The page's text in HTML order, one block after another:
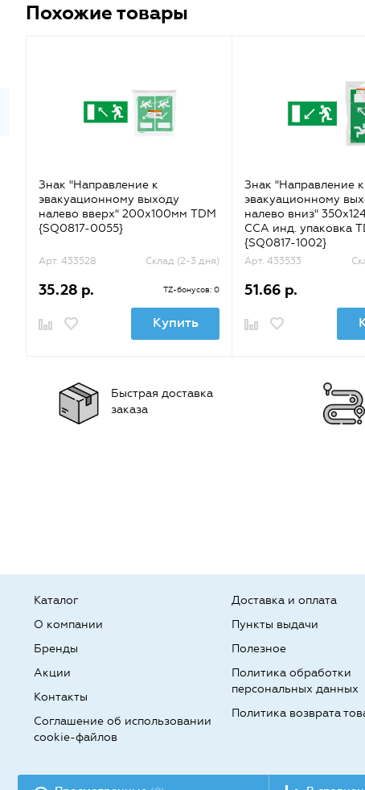
Похожие товары
Знак "Направление к
эвакуационному выходу
налево вверх" 200х100мм TDM
{SQ0817-0055}
Арт. 433528 Склад (2-3 дня)
35.28 р. TZ-бонусов: 0
Купить
Знак "Направление к
эвакуационному
налево вниз"
ССА инд. упаковка
{SQ0817-1002}
Арт. 433533
51.66 р.
Быстрая доставка
заказа
Каталог
О компании
Бренды
Доставка и оплата
Пункты выдачи
Полезное
Акции
Контакты
Соглашение об использовании
cookie-файлов
Политика обработки
персональных данных
Политика возврата